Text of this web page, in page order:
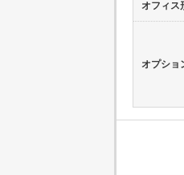
オフィス
オプショ